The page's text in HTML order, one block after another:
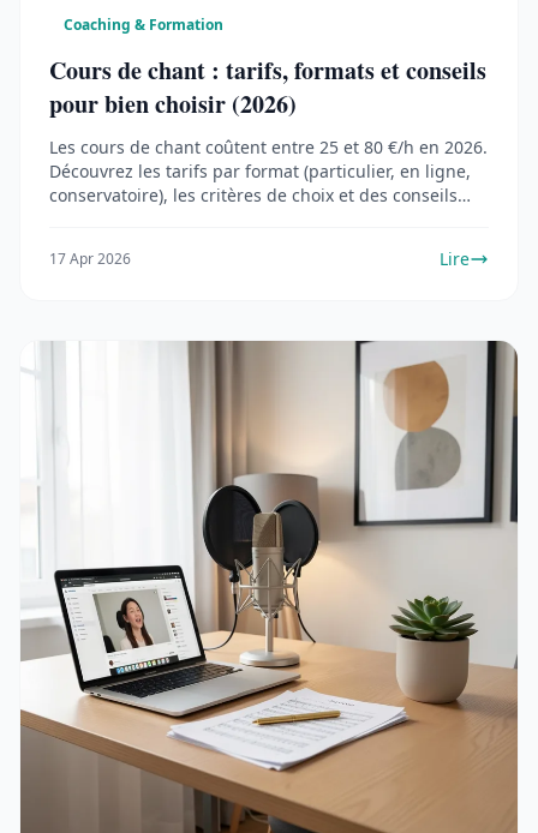
Coaching & Formation
Cours de chant : tarifs, formats et conseils
pour bien choisir (2026)
Les cours de chant coûtent entre 25 et 80 €/h en 2026.
Découvrez les tarifs par format (particulier, en ligne,
conservatoire), les critères de choix et des conseils
17 Apr 2026 Lire